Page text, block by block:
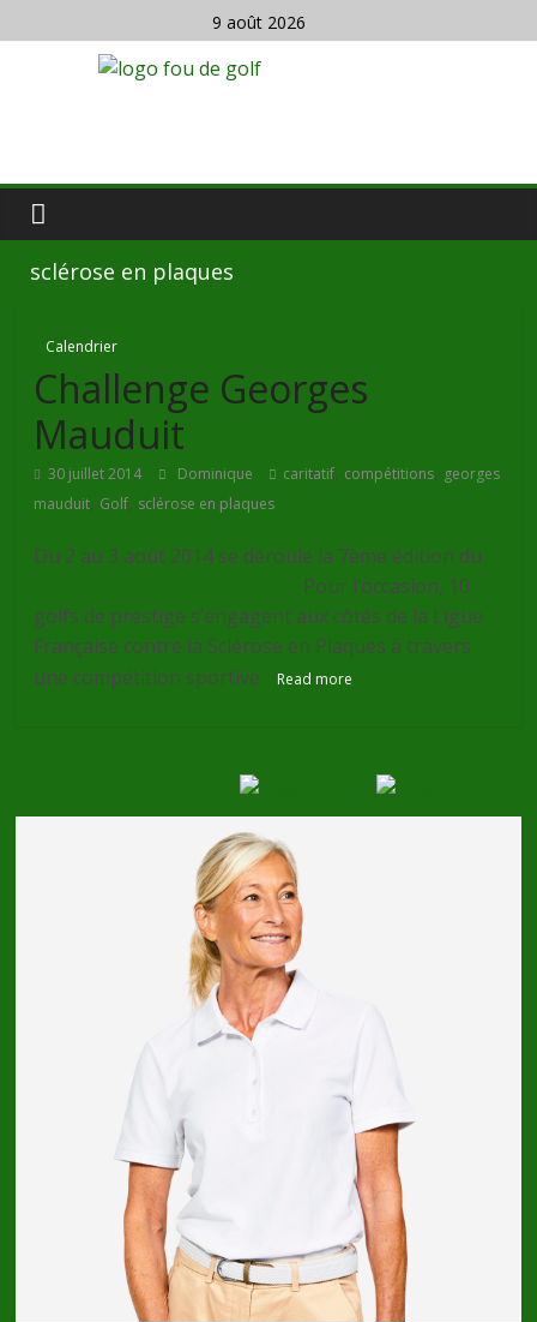
9 août 2026
sclérose en plaques
Calendrier
Challenge Georges
Mauduit
30 juillet 2014 Dominique caritatif, compétitions, georges
mauduit, Golf, sclérose en plaques
Du 2 au 3 août 2014 se déroule la 7ème édition du
Pour l’occasion, 10
golfs de prestige s’engagent aux côtés de la Ligue
Française contre la Sclérose en Plaques à travers
une compétition sportive
Read more